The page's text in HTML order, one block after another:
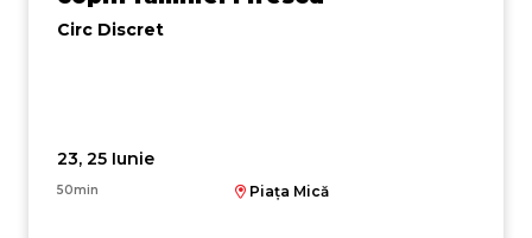
Circ Discret
23, 25 Iunie
50min Piața Mică